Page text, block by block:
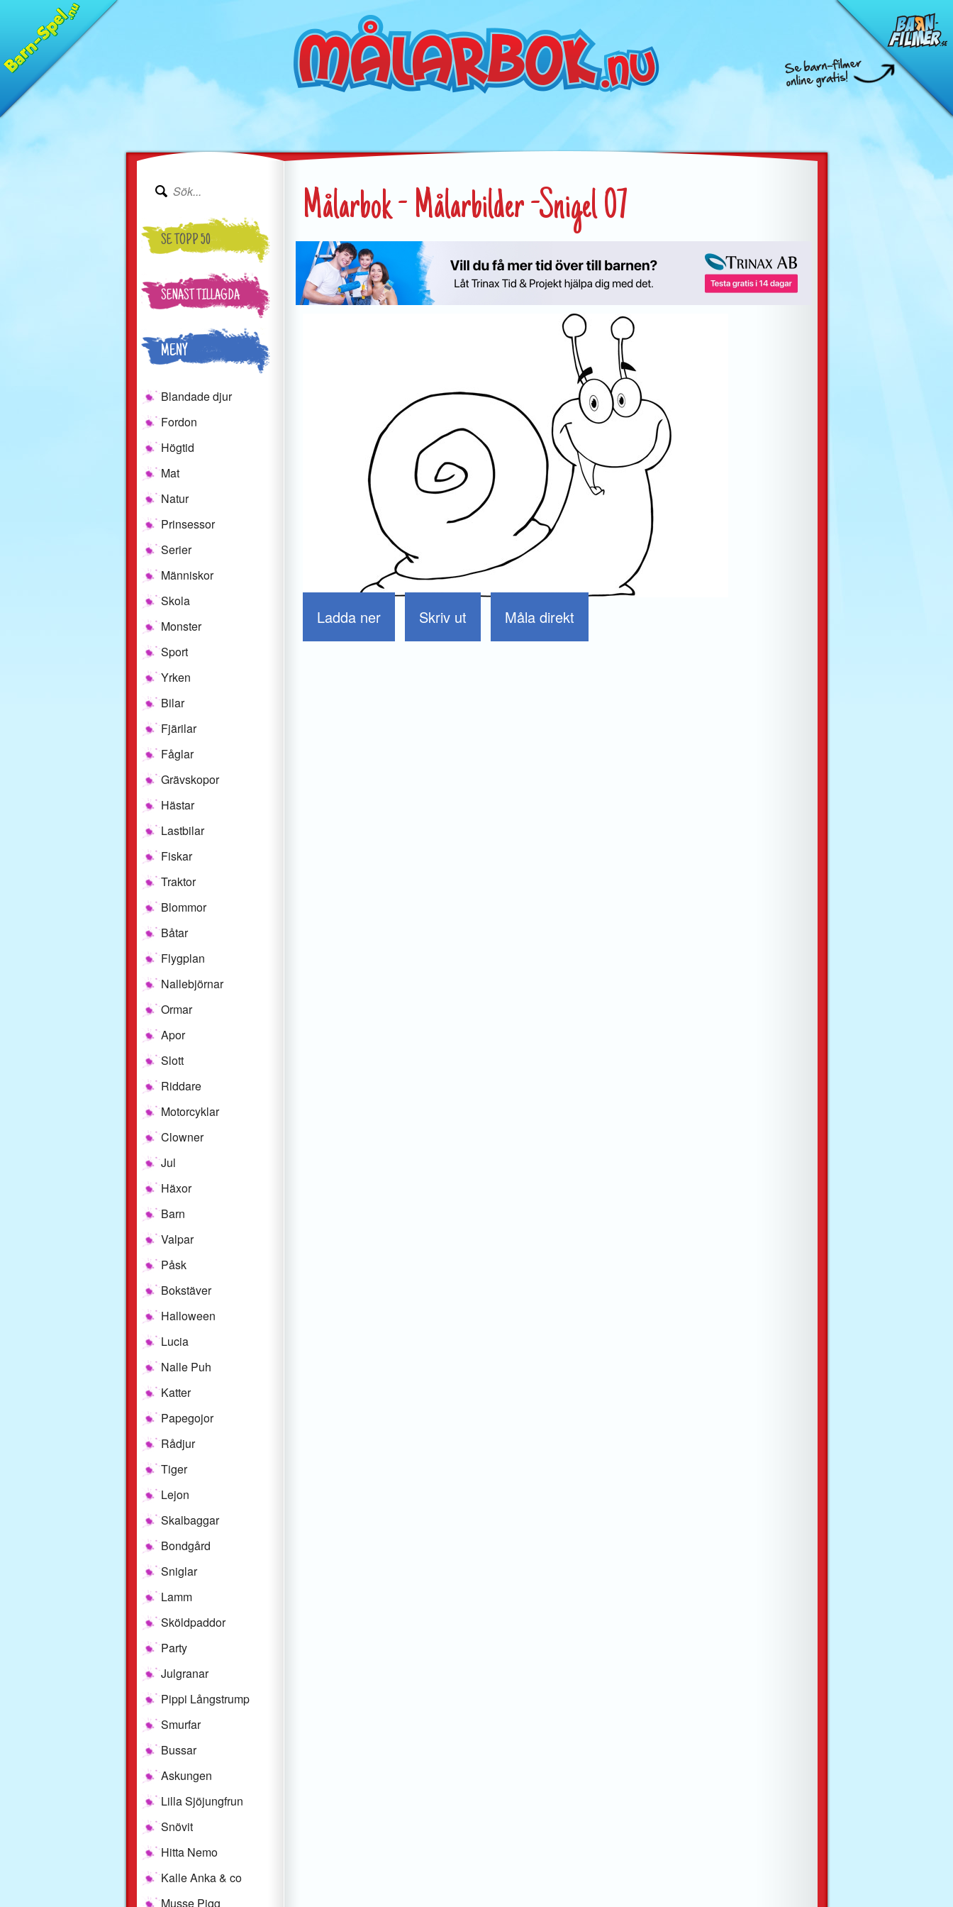
SE TOPP 50
SENAST TILLAGDA
MENY
Blandade djur
Fordon
Högtid
Mat
Natur
Prinsessor
Serier
Människor
Skola
Monster
Sport
Yrken
Bilar
Fjärilar
Fåglar
Grävskopor
Hästar
Lastbilar
Fiskar
Traktor
Blommor
Båtar
Flygplan
Nallebjörnar
Ormar
Apor
Slott
Riddare
Motorcyklar
Clowner
Jul
Häxor
Barn
Valpar
Påsk
Bokstäver
Halloween
Lucia
Nalle Puh
Katter
Papegojor
Rådjur
Tiger
Lejon
Skalbaggar
Bondgård
Sniglar
Lamm
Sköldpaddor
Party
Julgranar
Pippi Långstrump
Smurfar
Bussar
Askungen
Lilla Sjöjungfrun
Snövit
Hitta Nemo
Kalle Anka & co
Musse Pigg
Målarbok - Målarbilder -Snigel 07
Ladda ner Skriv ut Måla direkt